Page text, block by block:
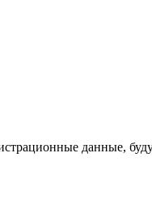
данные,